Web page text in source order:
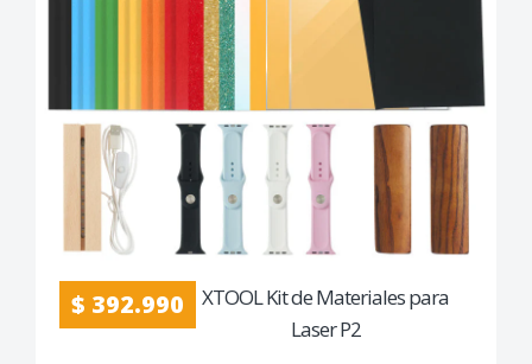
$ 392.990
XTOOL Kit de Materiales para
Laser P2